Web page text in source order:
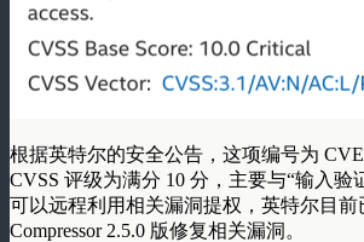
根据英特尔的安全公告，这项编号为
CVSS 评级为满分 10 分，主要与“输入验
可以远程利用相关漏洞提权，英特尔目前
Compressor 2.5.0 版修复相关漏洞。